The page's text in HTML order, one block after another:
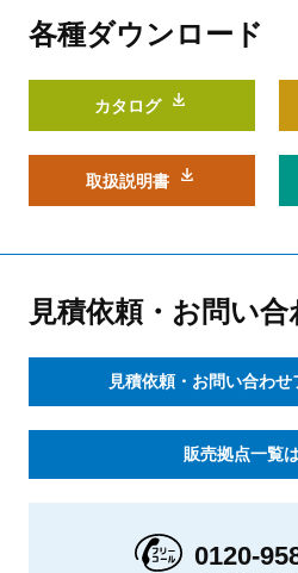
各種ダウンロード
カタログ
取扱説明書
見積依頼・お問い合
見積依頼・お問い合わ
販売拠点一覧
0120-